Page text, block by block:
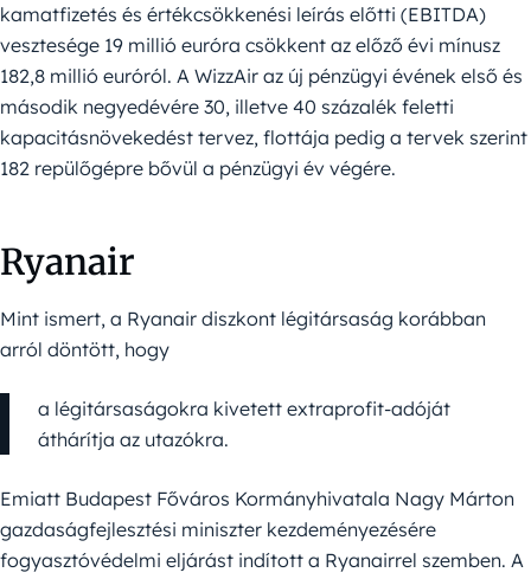
kamatfizetés és értékcsökkenési leírás előtti (EBITDA)
vesztesége 19 millió euróra csökkent az előző évi mínusz
182,8 millió euróról. A WizzAir az új pénzügyi évének első és
második negyedévére 30, illetve 40 százalék feletti
kapacitásnövekedést tervez, flottája pedig a tervek szerint
182 repülőgépre bővül a pénzügyi év végére.
Ryanair
Mint ismert, a Ryanair diszkont légitársaság korábban
arról döntött, hogy
a légitársaságokra kivetett extraprofit-adóját
áthárítja az utazókra.
Emiatt Budapest Főváros Kormányhivatala Nagy Márton
gazdaságfejlesztési miniszter kezdeményezésére
fogyasztóvédelmi eljárást indított a Ryanairrel szemben. A